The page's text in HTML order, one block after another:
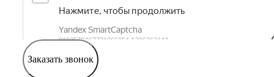
Заказать звонок